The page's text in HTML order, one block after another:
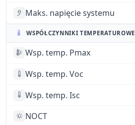
Maks. napięcie systemu
WSPÓŁCZYNNIKI TEMPERATUROWE
Wsp. temp. Pmax
Wsp. temp. Voc
Wsp. temp. Isc
NOCT